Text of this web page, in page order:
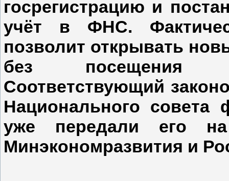
госрегистрацию и
учёт в ФНС.
позволит открывать
без посещения
Соответствующий
Национального
уже передали его
Минэкономразвития и